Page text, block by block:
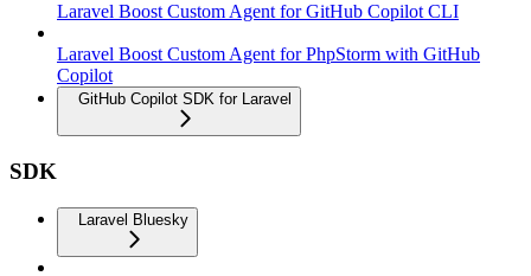
Laravel Boost Custom Agent for GitHub Copilot CLI
Laravel Boost Custom Agent for PhpStorm with GitHub
Copilot
GitHub Copilot SDK for Laravel
SDK
Laravel Bluesky